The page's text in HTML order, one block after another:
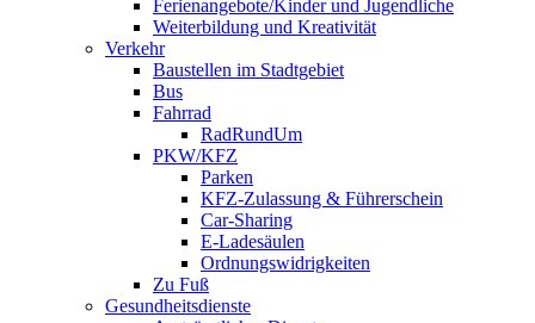
Ferienangebote/Kinder und Jugendliche
Weiterbildung und Kreativität
Verkehr
Baustellen im Stadtgebiet
Bus
Fahrrad
RadRundUm
PKW/KFZ
Parken
KFZ-Zulassung & Führerschein
Car-Sharing
E-Ladesäulen
Ordnungswidrigkeiten
Zu Fuß
Gesundheitsdienste